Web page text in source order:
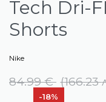
Tech Dri-
Shorts
Nike
84.99€ (166.23
-18%